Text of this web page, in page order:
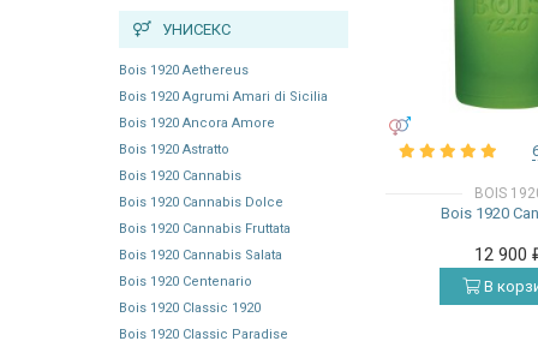
УНИСЕКС
Bois 1920 Aethereus
Bois 1920 Agrumi Amari di Sicilia
Bois 1920 Ancora Amore
Bois 1920 Astratto
Bois 1920 Cannabis
Bois 1920 Cannabis Dolce
Bois 1920 Cannabis Fruttata
Bois 1920 Cannabis Salata
Bois 1920 Centenario
Bois 1920 Classic 1920
Bois 1920 Classic Paradise
BOIS
Bois 1920
12 900
В